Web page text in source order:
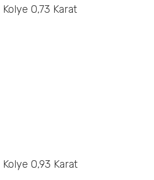
Kolye 0,73 Karat
Kolye 0,93 Karat